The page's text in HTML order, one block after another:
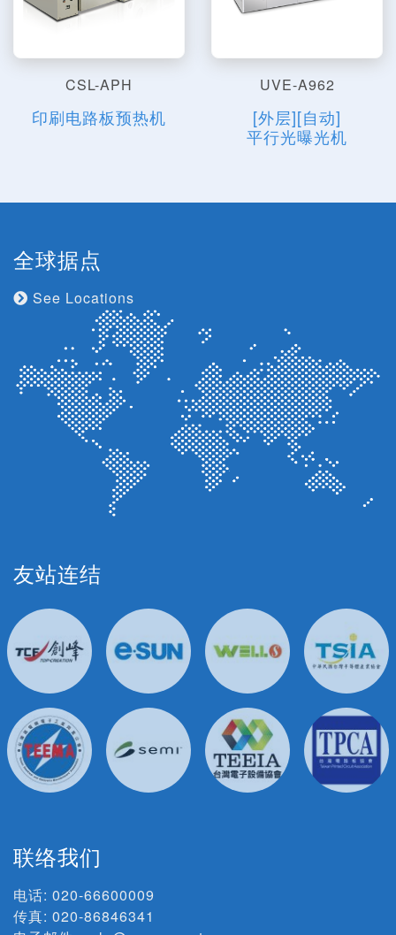
CSL-APH
印刷电路板预热机
UVE-A962
[外层][自动]
平行光曝光机
全球据点
See Locations
友站连结
联络我们
电话: 020-66600009
传真: 020-86846341